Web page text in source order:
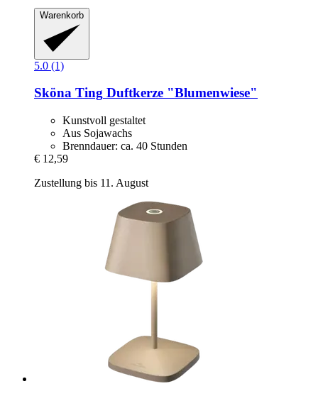
Warenkorb
5.0 (1)
Sköna Ting Duftkerze "Blumenwiese"
Kunstvoll gestaltet
Aus Sojawachs
Brenndauer: ca. 40 Stunden
€ 12,59
Zustellung bis 11. August